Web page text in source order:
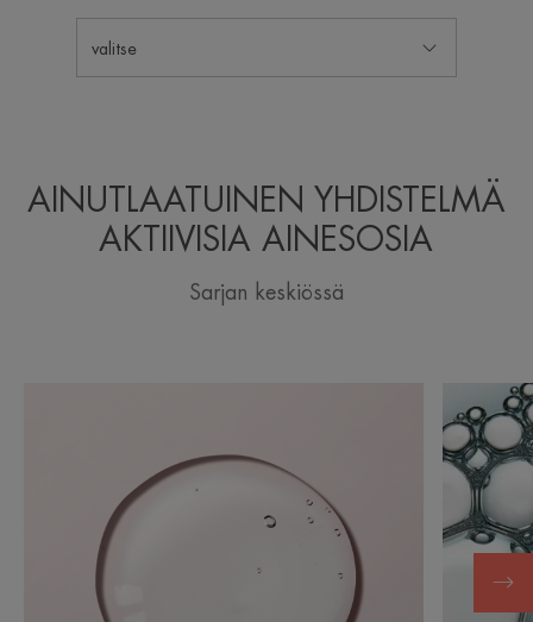
valitse
AINUTLAATUINEN YHDISTELMÄ
AKTIIVISIA AINESOSIA
Sarjan keskiössä